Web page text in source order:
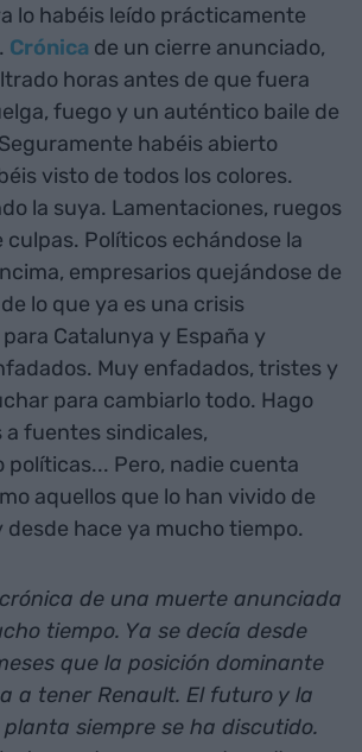
lo habéis leído prácticamente
. Crónica de un cierre anunciado,
horas antes de que fuera
fuego y un auténtico baile de
habéis abierto
visto de todos los colores.
la suya. Lamentaciones, ruegos
Políticos echándose la
empresarios quejándose de
lo que ya es una crisis
Catalunya y España y
Muy enfadados, tristes y
para cambiarlo todo. Hago
a fuentes sindicales,
políticas... Pero, nadie cuenta
aquellos que lo han vivido de
desde hace ya mucho tiempo.
de una muerte anunciada
tiempo. Ya se decía desde
que la posición dominante
a tener Renault. El futuro y la
siempre se ha discutido.